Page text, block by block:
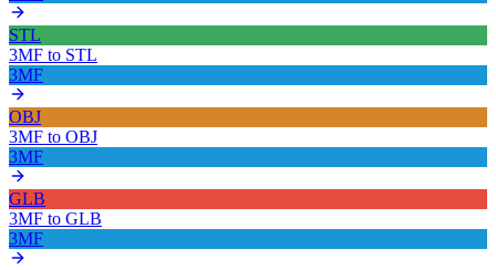
STL
3MF to STL
3MF
OBJ
3MF to OBJ
3MF
GLB
3MF to GLB
3MF